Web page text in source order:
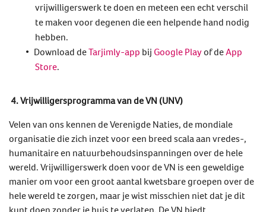
vrijwilligerswerk te doen en meteen een echt verschil
te maken voor degenen die een helpende hand nodig
hebben.
Download deTarjimly-app bij Google Playof deApp
Store.
4. Vrijwilligersprogramma van de VN (UNV)
Velen van ons kennen de Verenigde Naties, de mondiale
organisatie die zich inzet voor een breed scala aan vredes-,
humanitaire en natuurbehoudsinspanningen over de hele
wereld. Vrijwilligerswerk doen voor de VN is een geweldige
manier om voor een groot aantal kwetsbare groepen over de
hele wereld te zorgen, maar je wist misschien niet dat je dit
kunt doen zonder je huis te verlaten. De VN biedt